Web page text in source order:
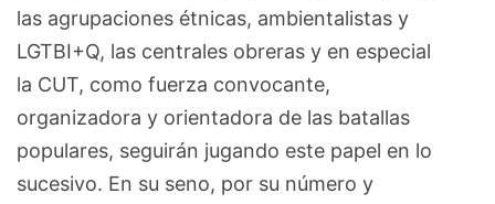
las agrupaciones étnicas, ambientalistas y
LGTBI+Q, las centrales obreras y en especial
la CUT, como fuerza convocante,
organizadora y orientadora de las batallas
populares, seguirán jugando este papel en lo
sucesivo. En su seno, por su número y